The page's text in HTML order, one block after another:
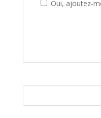
Oui, ajoutez-